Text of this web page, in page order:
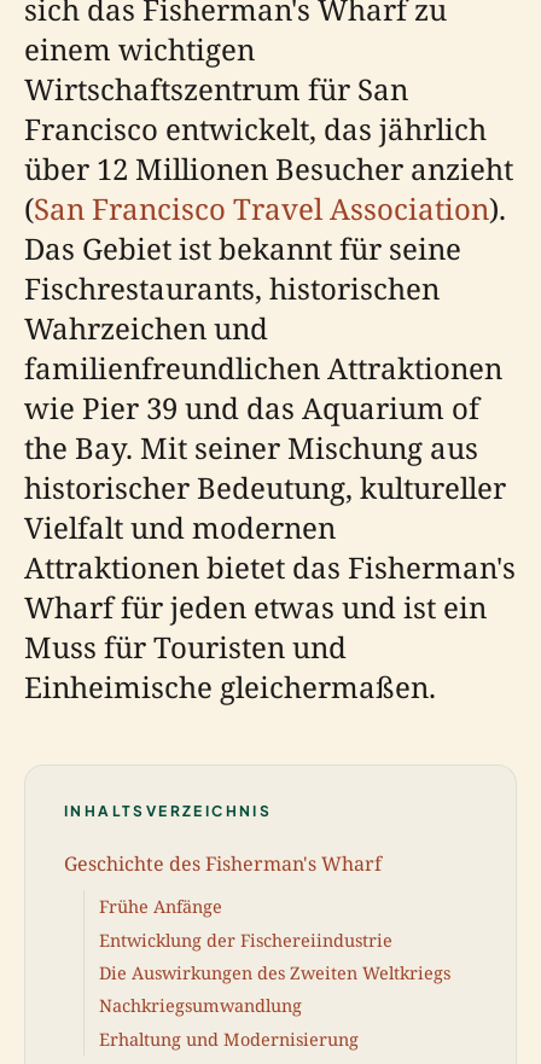
sich das Fisherman's Wharf zu
einem wichtigen
Wirtschaftszentrum für San
Francisco entwickelt, das jährlich
über 12 Millionen Besucher anzieht
(San Francisco Travel Association).
Das Gebiet ist bekannt für seine
Fischrestaurants, historischen
Wahrzeichen und
familienfreundlichen Attraktionen
wie Pier 39 und das Aquarium of
the Bay. Mit seiner Mischung aus
historischer Bedeutung, kultureller
Vielfalt und modernen
Attraktionen bietet das Fisherman's
Wharf für jeden etwas und ist ein
Muss für Touristen und
Einheimische gleichermaßen.
INHALTSVERZEICHNIS
Geschichte des Fisherman's Wharf
Frühe Anfänge
Entwicklung der Fischereiindustrie
Die Auswirkungen des Zweiten Weltkriegs
Nachkriegsumwandlung
Erhaltung und Modernisierung